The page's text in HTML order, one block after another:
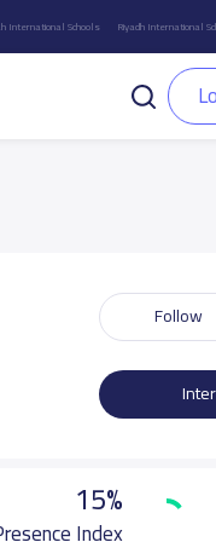
International Schools Riyadh International
Follow
15%
Index